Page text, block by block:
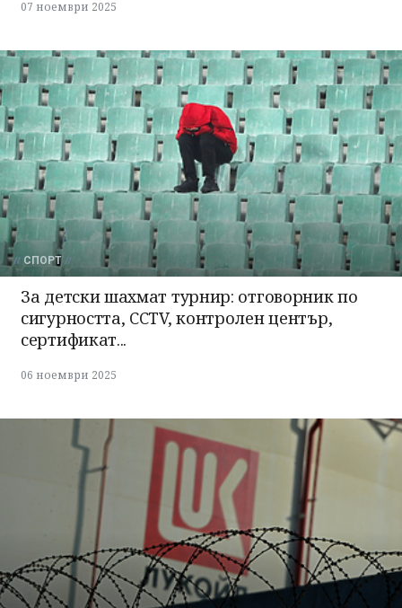
07 ноември 2025
СПОРТ
За детски шахмат турнир: отговорник по
сигурността, CCTV, контролен център,
сертификат...
06 ноември 2025